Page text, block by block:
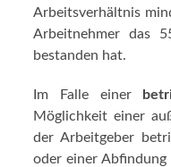
Arbeitsverhältnis
Arbeitnehmer das
bestanden hat.
Im Falle einer
Möglichkeit einer
der Arbeitgeber
oder einer